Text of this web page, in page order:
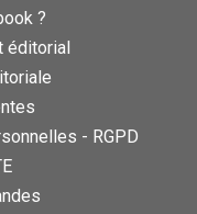
?
éditorial
- RGPD